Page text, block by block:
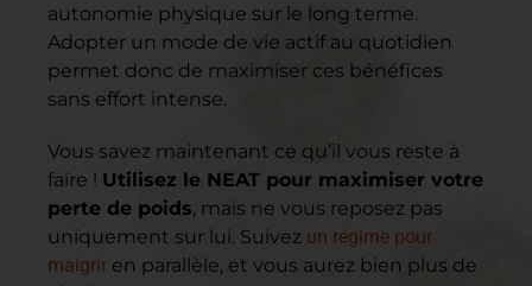
autonomie physique sur le long terme.
Adopter un mode de vie actif au quotidien
permet donc de maximiser ces bénéfices
sans effort intense.
Vous savez maintenant ce qu’il vous reste à
faire ! Utilisez le NEAT pour maximiser votre
perte de poids, mais ne vous reposez pas
uniquement sur lui. Suivez un régime pour
maigrir en parallèle, et vous aurez bien plus de